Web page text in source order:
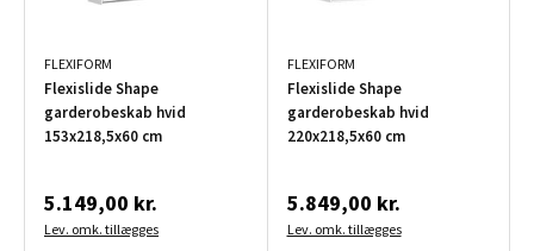
FLEXIFORM
Flexislide Shape
garderobeskab hvid
153x218,5x60 cm
5.149,00 kr.
Lev. omk. tillægges
FLEXIFORM
Flexislide Shape
garderobeskab hvid
220x218,5x60 cm
5.849,00 kr.
Lev. omk. tillægges